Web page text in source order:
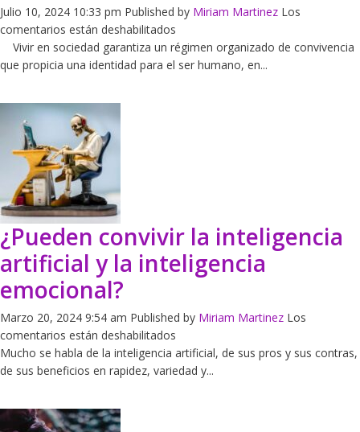
Julio 10, 2024 10:33 pm Published by Miriam Martinez Los
comentarios están deshabilitados
Vínculos
no
Vivir en sociedad garantiza un régimen organizado de convivencia
que propicia una identidad para el ser humano, en...
¿Pueden convivir la inteligencia
artificial y la inteligencia
emocional?
Marzo 20, 2024 9:54 am Published by Miriam Martinez Los
comentarios están deshabilitados
¿Pueden
convivir
Mucho se habla de la inteligencia artificial, de sus pros y sus contras,
de sus beneficios en rapidez, variedad y...